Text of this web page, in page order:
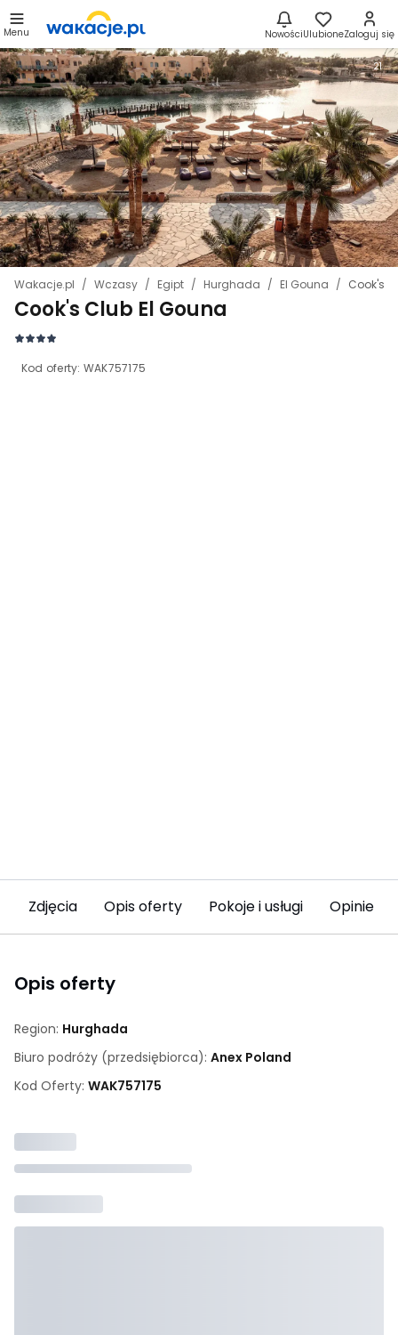
Menu NowościUlubioneZaloguj się
Wakacje.pl Wczasy Egipt Hurghada El Gouna Cook's
Cook's Club El Gouna
Kod oferty: WAK757175
21
Zdjęcia Opis oferty Pokoje i usługi Opinie (2)
Opis oferty
Region: Hurghada
Biuro podróży (przedsiębiorca): Anex Poland
Kod Oferty: WAK757175